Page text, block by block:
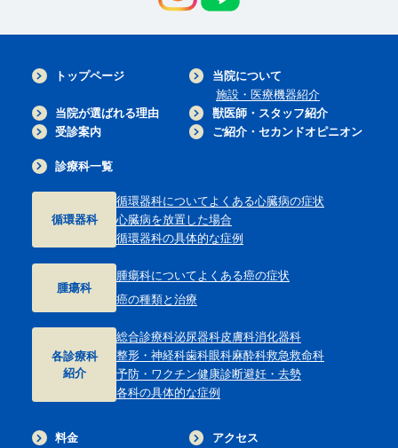
トップページ
当院について
施設・医療機器紹介
当院が選ばれる理由
獣医師・スタッフ紹介
受診案内
ご紹介・セカンドオピニオン
診療科一覧
循環器科
循環器科について よくある心臓病の症状
心臓病を放置した場合
循環器科の具体的な症例
腫瘍科
腫瘍科について よくある癌の症状
癌の種類と治療
各診療科
紹介
総合診療科泌尿器科皮膚科消化器科
整形・神経科歯科眼科麻酔科救急救命科
予防・ワクチン健康診断避妊・去勢
各科の具体的な症例
料金 アクセス